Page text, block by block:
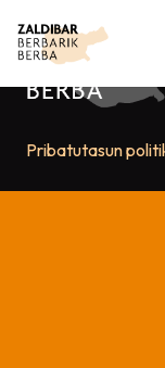
Pribatutasun